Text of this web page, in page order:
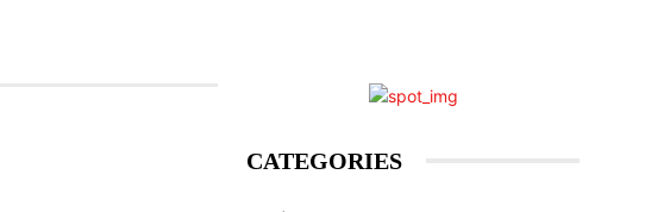
CATEGORIES